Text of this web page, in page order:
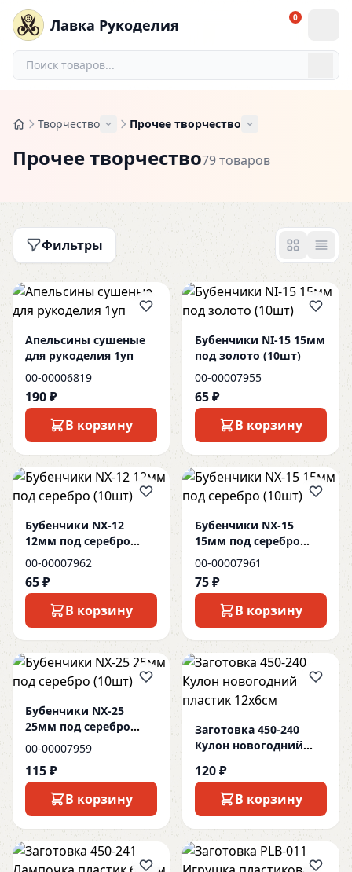
Лавка Рукоделия 0
Творчество Прочее творчество
Прочее творчество79 товаров
Фильтры
Апельсины сушеные
для рукоделия 1уп
00-00006819
190 ₽
В корзину
Бубенчики NI-15 15мм
под золото (10шт)
00-00007955
65 ₽
В корзину
Бубенчики NX-12
12мм под серебро
(10шт)
00-00007962
65 ₽
В корзину
Бубенчики NX-15
15мм под серебро
(10шт)
00-00007961
75 ₽
В корзину
Бубенчики NX-25
25мм под серебро
(10шт)
00-00007959
115 ₽
В корзину
Заготовка 450-240
Кулон новогодний
120 ₽
В корзину